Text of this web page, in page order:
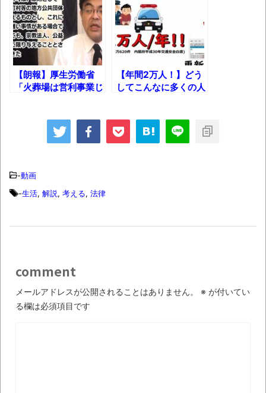
長野県のなめこのデカさが規格外だったｗ
ｗ
新装版「ご冗談でしょう、ファインマンさ
ん（上）（下）」発売
【画像】整形で2400万円超えの美女、水着
グラビアに挑戦
歴ログは10周年ですがnoteに引っ越します
感想
TBS「マツコの知らない世界」スタグル特
ば自分たちで紹介だ！
【衝撃】道志村の骨や服、沢の上流から流
オーストラリアの男性飛行家 太平洋横断
【朗報】厚生労働省
「火葬場は営利事業じ
【年間2万人！】どう
してこんなに多くの人
-動画
-生活, 解説, 考える, 法律
comment
メールアドレスが公開されることはありません。 ※ が付いてい
る欄は必須項目です